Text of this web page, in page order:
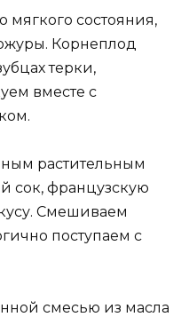
мягкого состояния,
Корнеплод
терки,
вместе с
растительным
сок, французскую
Смешиваем
поступаем с
смесью из масла